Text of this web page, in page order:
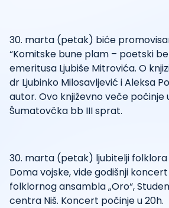
30. marta (petak) biće
“Komitske bune plam – poetski
emeritusa Ljubiše Mitrovića. O
dr Ljubinko Milosavljević i Aleksa
autor. Ovo književno veče počinje
Šumatovčka bb III sprat.
30. marta (petak) ljubitelji folklora
Doma vojske, vide godišnji
folklornog ansambla „Oro“,
centra Niš. Koncert počinje u 20h.